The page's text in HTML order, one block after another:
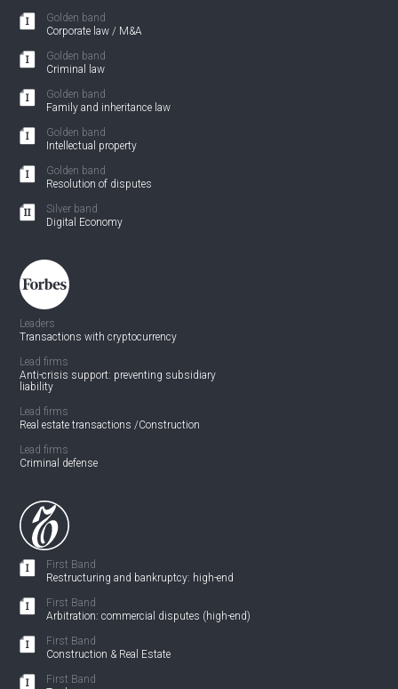
Golden band
Corporate law / M&A
Golden band
Criminal law
Golden band
Family and inheritance law
Golden band
Intellectual property
Golden band
Resolution of disputes
Silver band
Digital Economy
Leaders
Transactions with cryptocurrency
Lead firms
Anti-crisis support: preventing subsidiary
liability
Lead firms
Real estate transactions /Construction
Lead firms
Criminal defense
First Band
Restructuring and bankruptcy: high-end
First Band
Arbitration: commercial disputes (high-end)
First Band
Construction & Real Estate
First Band